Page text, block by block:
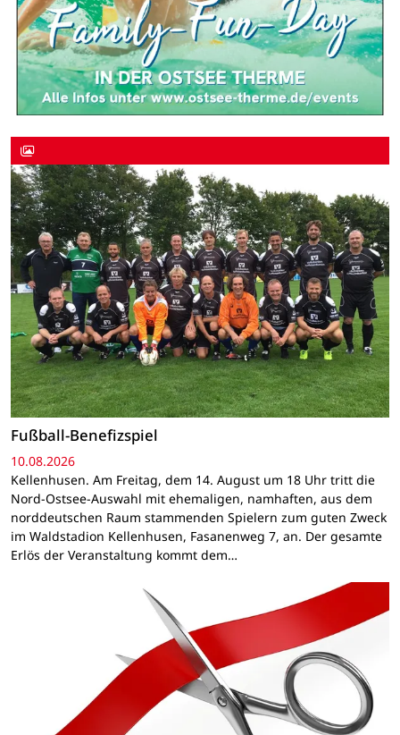
Fußball-Benefizspiel
10.08.2026
Kellenhusen. Am Freitag, dem 14. August um 18 Uhr tritt die
Nord-Ostsee-Auswahl mit ehemaligen, namhaften, aus dem
norddeutschen Raum stammenden Spielern zum guten Zweck
im Waldstadion Kellenhusen, Fasanenweg 7, an. Der gesamte
Erlös der Veranstaltung kommt dem…